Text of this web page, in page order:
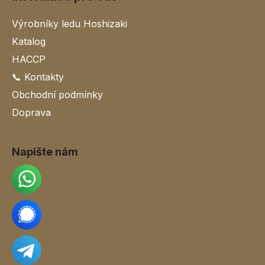
Výrobníky ledu Hoshizaki
Katalog
HACCP
📞 Kontakty
Obchodní podmínky
Doprava
Napište nám